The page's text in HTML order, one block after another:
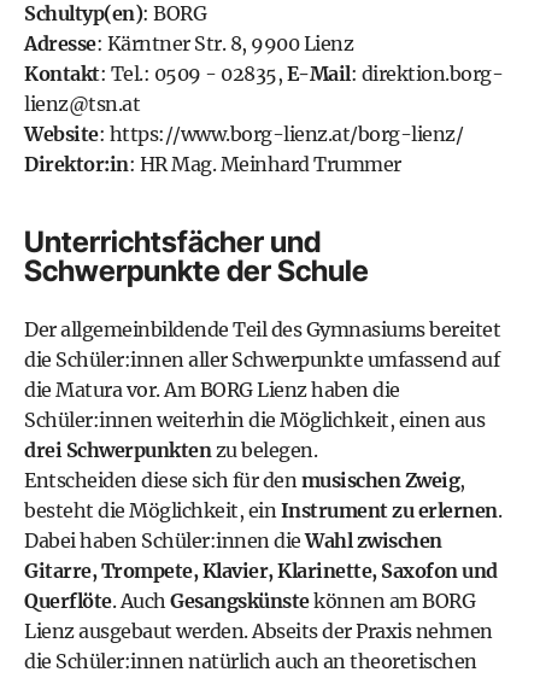
Schultyp(en): BORG
Adresse: Kärntner Str. 8, 9900 Lienz
Kontakt: Tel.: 0509 - 02835, E-Mail: direktion.borg-
lienz@tsn.at
Website: https://www.borg-lienz.at/borg-lienz/
Direktor:in: HR Mag. Meinhard Trummer
Unterrichtsfächer und
Schwerpunkte der Schule
Der allgemeinbildende Teil desGymnasiumsbereitet
die Schüler:innen aller Schwerpunkte umfassend auf
die Matura vor. Am BORG Lienz haben die
Schüler:innen weiterhin die Möglichkeit, einen aus
drei Schwerpunktenzu belegen.
Entscheiden diese sich für denmusischen Zweig,
besteht die Möglichkeit, einInstrument zu erlernen.
Dabei haben Schüler:innen dieWahl zwischen
Gitarre, Trompete, Klavier, Klarinette, Saxofon und
Querflöte. Auch Gesangskünstekönnen am BORG
Lienz ausgebaut werden. Abseits der Praxis nehmen
die Schüler:innen natürlich auch an theoretischen